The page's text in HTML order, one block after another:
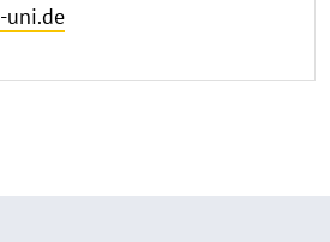
uni.de